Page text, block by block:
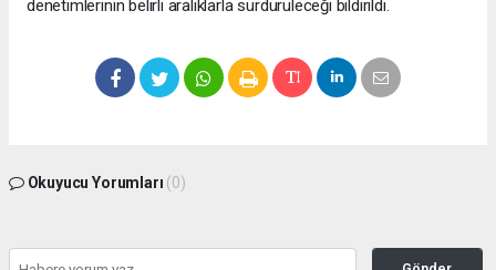
denetimlerinin belirli aralıklarla sürdürüleceği bildirildi.
Okuyucu Yorumları (0)